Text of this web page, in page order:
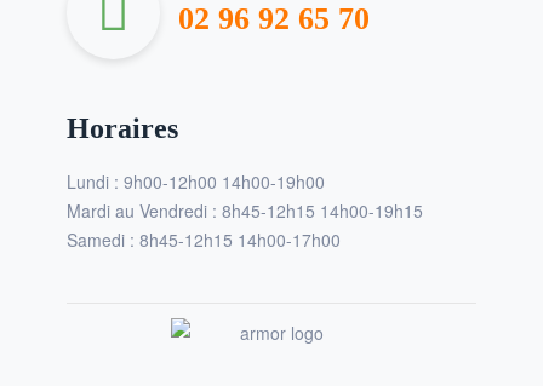
02 96 92 65 70
Horaires
Lundi : 9h00-12h00 14h00-19h00
Mardi au Vendredi : 8h45-12h15 14h00-19h15
Samedi : 8h45-12h15 14h00-17h00